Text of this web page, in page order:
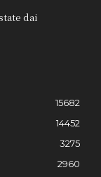
dai
15682
14452
3275
2960